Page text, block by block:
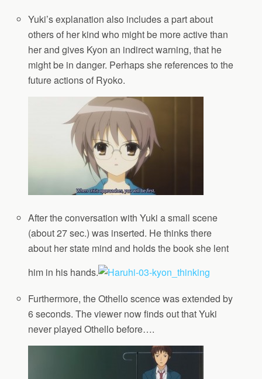
Yuki’s explanation also includes a part about
others of her kind who might be more active than
her and gives Kyon an indirect warning, that he
might be in danger. Perhaps she references to the
future actions of Ryoko.
After the conversation with Yuki a small scene
(about 27 sec.) was inserted. He thinks there
about her state mind and holds the book she lent
him in his hands.
Furthermore, the Othello scence was extended by
6 seconds. The viewer now finds out that Yuki
never played Othello before….